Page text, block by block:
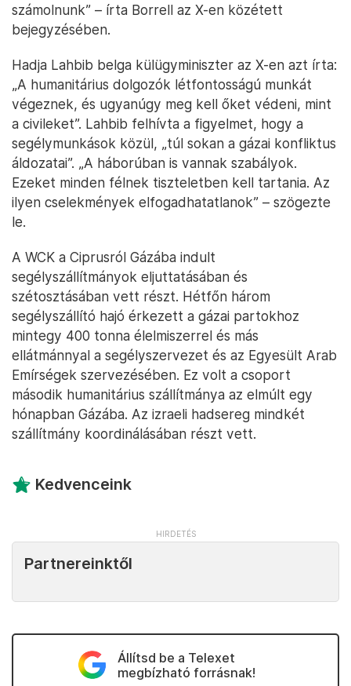
számolnunk” – írta Borrell az X-en közétett
bejegyzésében.
Hadja Lahbib belga külügyminiszter az X-en azt írta:
„A humanitárius dolgozók létfontosságú munkát
végeznek, és ugyanúgy meg kell őket védeni, mint
a civileket”. Lahbib felhívta a figyelmet, hogy a
segélymunkások közül, „túl sokan a gázai konfliktus
áldozatai”. „A háborúban is vannak szabályok.
Ezeket minden félnek tiszteletben kell tartania. Az
ilyen cselekmények elfogadhatatlanok” – szögezte
le.
A WCK a Ciprusról Gázába indult
segélyszállítmányok eljuttatásában és
szétosztásában vett részt. Hétfőn három
segélyszállító hajó érkezett a gázai partokhoz
mintegy 400 tonna élelmiszerrel és más
ellátmánnyal a segélyszervezet és az Egyesült Arab
Emírségek szervezésében. Ez volt a csoport
második humanitárius szállítmánya az elmúlt egy
hónapban Gázába. Az izraeli hadsereg mindkét
szállítmány koordinálásában részt vett.
Kedvenceink
Partnereinktől
Állítsd be a Telexet
megbízható forrásnak!